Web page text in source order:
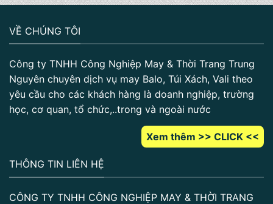
VỀ CHÚNG TÔI
Công ty TNHH Công Nghiệp May & Thời Trang Trung
Nguyên chuyên dịch vụ may Balo, Túi Xách, Vali theo
yêu cầu cho các khách hàng là doanh nghiệp, trường
học, cơ quan, tổ chức,..trong và ngoài nước
Xem thêm >> CLICK <<
THÔNG TIN LIÊN HỆ
CÔNG TY TNHH CÔNG NGHIỆP MAY & THỜI TRANG